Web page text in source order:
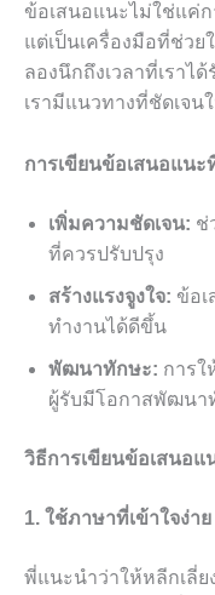
ข้อเสนอแนะไม่ใช่แค่
แต่เป็นเครื่องมือที่ช่ว
ลองนึกถึงเวลาที่เรา
เรามีแนวทางที่ชัดเจน
การเขียนข้อเสนอแนะ
เพิ่มความชัดเจน: ช่
ที่ควรปรับปรุง
สร้างแรงจูงใจ: ข้อ
ทำงานได้ดีขึ้น
พัฒนาทักษะ: การใ
ผู้รับมีโอกาสพัฒนา
วิธีการเขียนข้อเสนอ
1. ใช้ภาษาที่เข้าใจง่าย
พี่แนะนำว่าให้หลีกเลี่